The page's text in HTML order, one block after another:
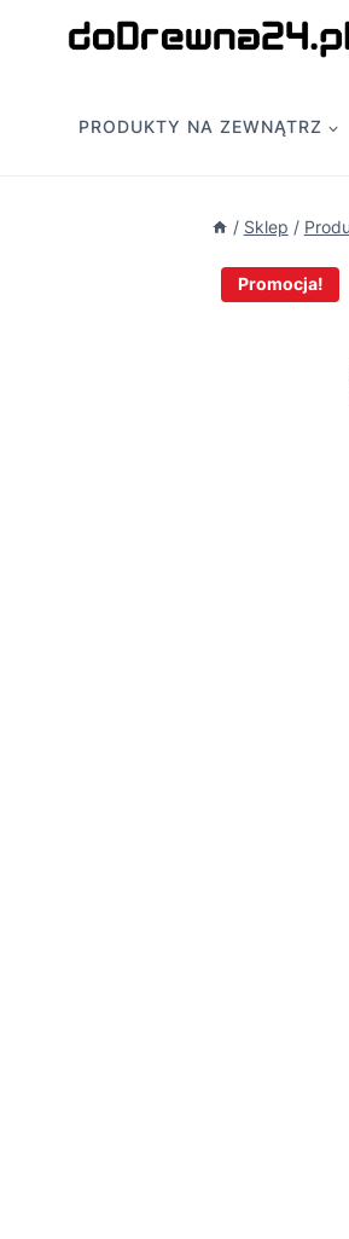
PRODUKTY NA ZEWNĄTRZ
/ Sklep /
Promocja!